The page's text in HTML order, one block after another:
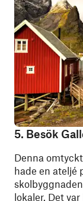
5. Besök
Denna
hade en ateljé
lokaler. Det